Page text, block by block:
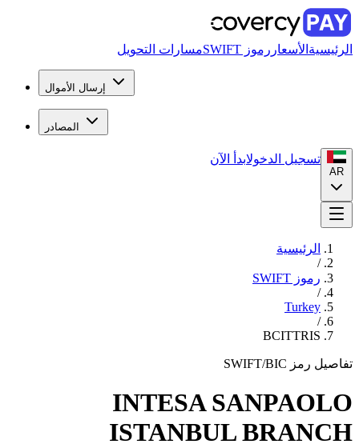
الرئيسية الأسعار رموز SWIFT مسارات التحويل
إرسال الأموال
المصادر
AR
تسجيل الدخولابدأ الآن
الرئيسية
/
رموز SWIFT
/
Turkey
/
BCITTRIS
تفاصيل رمز SWIFT/BIC
INTESA SANPAOLO
ISTANBUL BRANCH